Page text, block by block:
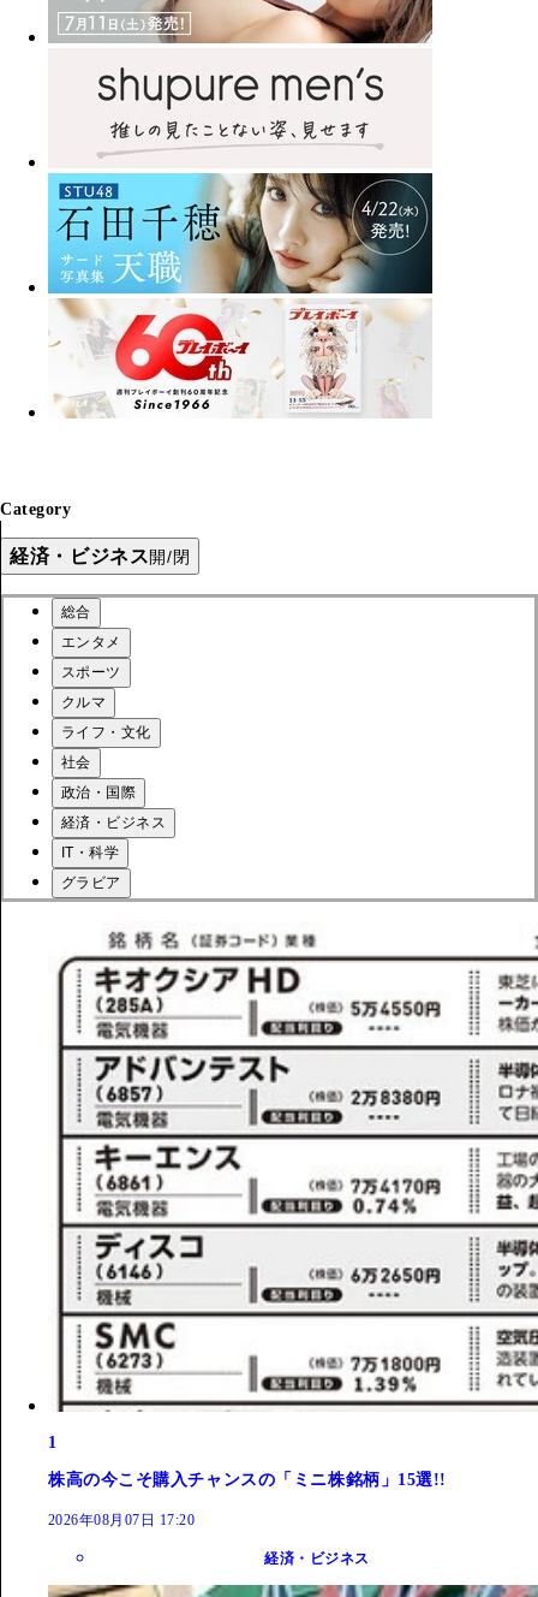
Category
経済・ビジネス開/閉
総合
エンタメ
スポーツ
クルマ
ライフ・文化
社会
政治・国際
経済・ビジネス
IT・科学
グラビア
1
株高の今こそ購入チャンスの「ミニ株銘柄」15選!!
2026年08月07日 17:20
経済・ビジネス